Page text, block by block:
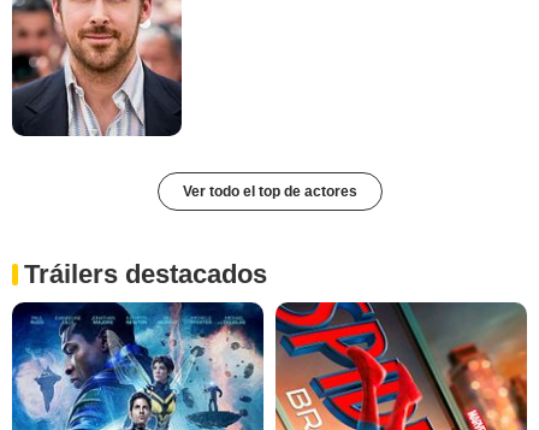
Ver todo el top de actores
Tráilers destacados